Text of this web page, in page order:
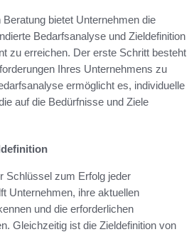
bietet Unternehmen die
Bedarfsanalyse und Zieldefinition
zu erreichen. Der erste Schritt besteht
Ihres Unternehmens zu
ermöglicht es, individuelle
auf die Bedürfnisse und Ziele
Schlüssel zum Erfolg jeder
Unternehmen, ihre aktuellen
und die erforderlichen
Gleichzeitig ist die Zieldefinition von